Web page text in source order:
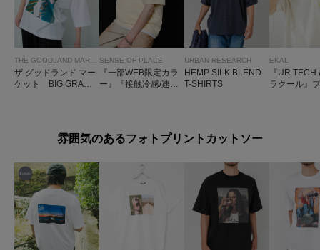
ザ グッドランド マー
ケット BIG GRAPH
SENSE OF PLACE
『一部WEB限定カラ
ー』『接触冷感/速
URBAN RESEARCH
HEMP SILK BLEND
T-SHIRTS
EKAL
『UR TECH
ラクール』
雰囲気のあるフォトプリントカットソー